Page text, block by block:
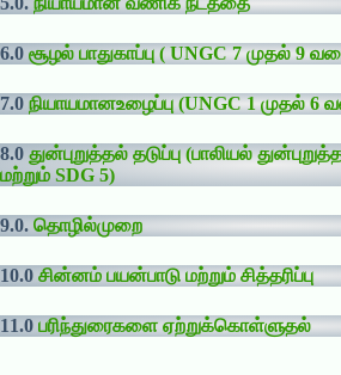
6.0 சூழல் பாதுகாப்பு ( UNGC 7 முதல் 9
7.0 நியாயமானஉழைப்பு (UNGC 1 முதல் 6
8.0 துன்புறுத்தல் தடுப்பு (பாலியல்
மற்றும் SDG 5)
9.0. தொழில்முறை
10.0 சின்னம் பயன்பாடு மற்றும் சித்தரிப்பு
11.0 பரிந்துரைகளை ஏற்றுக்கொள்ளுதல்